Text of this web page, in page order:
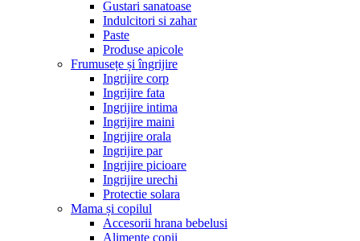
Gustari sanatoase
Indulcitori si zahar
Paste
Produse apicole
Frumusețe și îngrijire
Ingrijire corp
Ingrijire fata
Ingrijire intima
Ingrijire maini
Ingrijire orala
Ingrijire par
Ingrijire picioare
Ingrijire urechi
Protectie solara
Mama și copilul
Accesorii hrana bebelusi
Alimente copii